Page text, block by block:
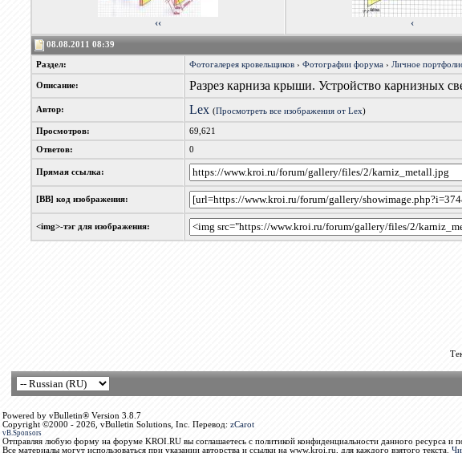
‹‹ ‹
08.08.2011 08:39
Раздел: Фотогалерея кровельщиков ›Фотографии форума ›Личное
Описание: Разрез карниза крыши. Устройство карнизных
Автор: Lex (Просмотреть все изображения от Lex)
Просмотров: 69,621
Ответов: 0
Прямая ссылка:
[BB] код изображения:
<img>-тэг для изображения:
Powered by vBulletin® Version 3.8.7
Copyright ©2000 - 2026, vBulletin Solutions, Inc. Перевод: zCarot
vB.Sponsors
Отправляя любую форму на форуме KROI.RU вы соглашаетесь с политикой конфиденциальности данного ресурса и
Все материалы могут использоваться при указании авторства и ссылки на www.kroi.ru, для каждого взятого текста.